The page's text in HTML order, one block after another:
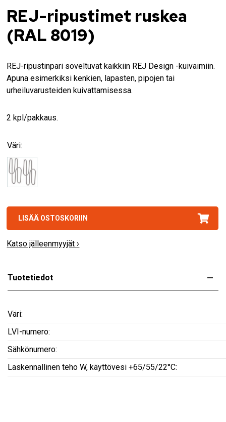
REJ-ripustimet ruskea
(RAL 8019)
REJ-ripustinpari soveltuvat kaikkiin REJ Design -kuivaimiin.
Apuna esimerkiksi kenkien, lapasten, pipojen tai
urheiluvarusteiden kuivattamisessa.
2 kpl/pakkaus.
Väri:
LISÄÄ OSTOSKORIIN
Katso jälleenmyyjät ›
Tuotetiedot
Väri:
LVI-numero:
Sähkönumero:
Laskennallinen teho W, käyttövesi +65/55/22°C: